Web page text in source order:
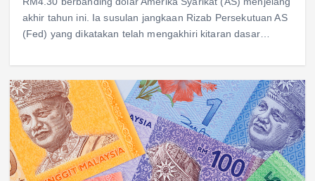
akhir tahun ini. Ia susulan jangkaan Rizab Persekutuan AS
(Fed) yang dikatakan telah mengakhiri kitaran dasar…